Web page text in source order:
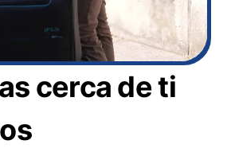
cerca de ti